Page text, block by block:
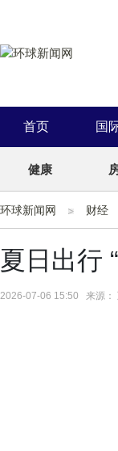
首页 国
健康
环球新闻网 财经
夏日出行
2026-07-06 15:50 来源：